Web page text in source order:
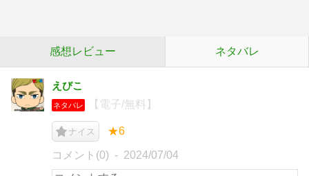
感想レビュー ネタバレ
えびこ
ネタバレ 【電子/無料】
ナイス ★6
コメント(0) 2024/07/04